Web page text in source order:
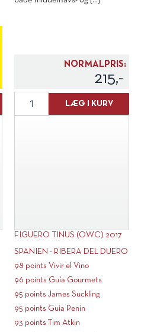
NORMALPRIS:
215,-
"Vittore
LÆG I KURV
FIGUERO TINUS (OWC) 2017
SPANIEN - RIBERA DEL DUERO
98 points Vivir el Vino
96 points Guía Gourmets
95 points James Suckling
95 points Guia Penin
93 points Tim Atkin